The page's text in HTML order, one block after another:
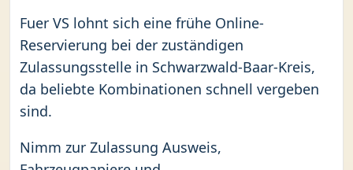
Fuer VS lohnt sich eine frühe Online-
Reservierung bei der zuständigen
Zulassungsstelle in Schwarzwald-Baar-Kreis,
da beliebte Kombinationen schnell vergeben
sind.
Nimm zur Zulassung Ausweis,